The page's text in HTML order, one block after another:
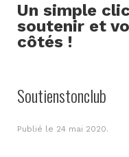
Un simple
soutenir et
côtés !
Soutienstonclub
Publié le 24 mai 2020.